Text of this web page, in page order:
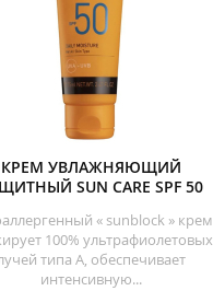
КРЕМ УВЛАЖНЯЮЩИЙ
SUN CARE SPF 50
« sunblock » крем
100% ультрафиолетовых
типа А, обеспечивает
интенсивную...